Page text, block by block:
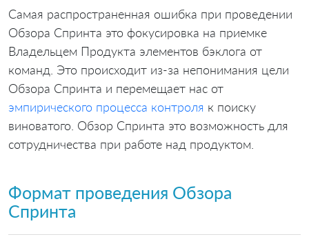
Самая распространенная ошибка при проведении
Обзора Спринта это фокусировка на приемке
Владельцем Продукта элементов бэклога от
команд. Это происходит из-за непонимания цели
Обзора Спринта и перемещает нас от
эмпирического процесса контроля к поиску
виноватого. Обзор Спринта это возможность для
сотрудничества при работе над продуктом.
Формат проведения Обзора
Спринта